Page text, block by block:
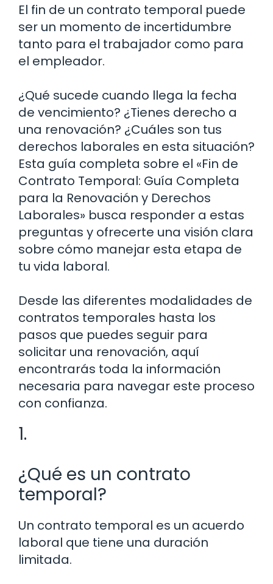
El fin de un contrato temporal puede
ser un momento de incertidumbre
tanto para el trabajador como para
el empleador.
¿Qué sucede cuando llega la fecha
de vencimiento? ¿Tienes derecho a
una renovación? ¿Cuáles son tus
derechos laborales en esta situación?
Esta guía completa sobre el «Fin de
Contrato Temporal: Guía Completa
para la Renovación y Derechos
Laborales» busca responder a estas
preguntas y ofrecerte una visión clara
sobre cómo manejar esta etapa de
tu vida laboral.
Desde las diferentes modalidades de
contratos temporales hasta los
pasos que puedes seguir para
solicitar una renovación, aquí
encontrarás toda la información
necesaria para navegar este proceso
con confianza.
1.
¿Qué es un contrato
temporal?
Un contrato temporal es un acuerdo
laboral que tiene una duración
limitada.